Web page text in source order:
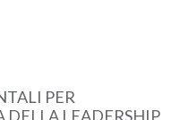
PER
DELLA LEADERSHIP